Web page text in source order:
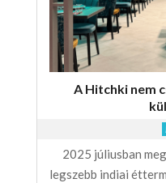
A Hitchki nem
2025 júliusban
legszebb indiai